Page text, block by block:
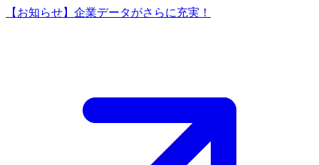
【お知らせ】企業データがさらに充実！